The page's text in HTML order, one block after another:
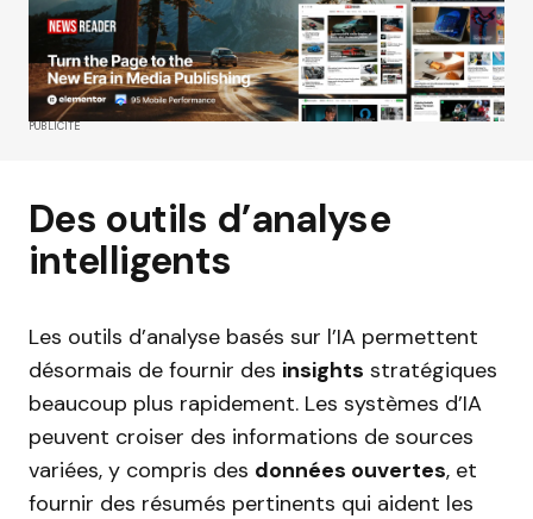
PUBLICITÉ
Des outils d’analyse
intelligents
Les outils d’analyse basés sur l’IA permettent
désormais de fournir des insights stratégiques
beaucoup plus rapidement. Les systèmes d’IA
peuvent croiser des informations de sources
variées, y compris des données ouvertes, et
fournir des résumés pertinents qui aident les